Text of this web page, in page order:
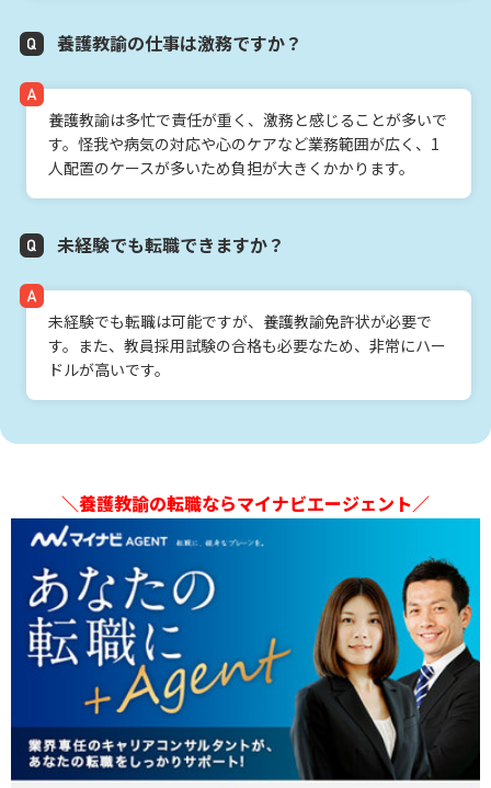
養護教諭の仕事は激務ですか？
養護教諭は多忙で責任が重く、激務と感じることが多いで
す。怪我や病気の対応や心のケアなど業務範囲が広く、1
人配置のケースが多いため負担が大きくかかります。
未経験でも転職できますか？
未経験でも転職は可能ですが、養護教諭免許状が必要で
す。また、教員採用試験の合格も必要なため、非常にハー
ドルが高いです。
＼養護教諭の転職ならマイナビエージェント／